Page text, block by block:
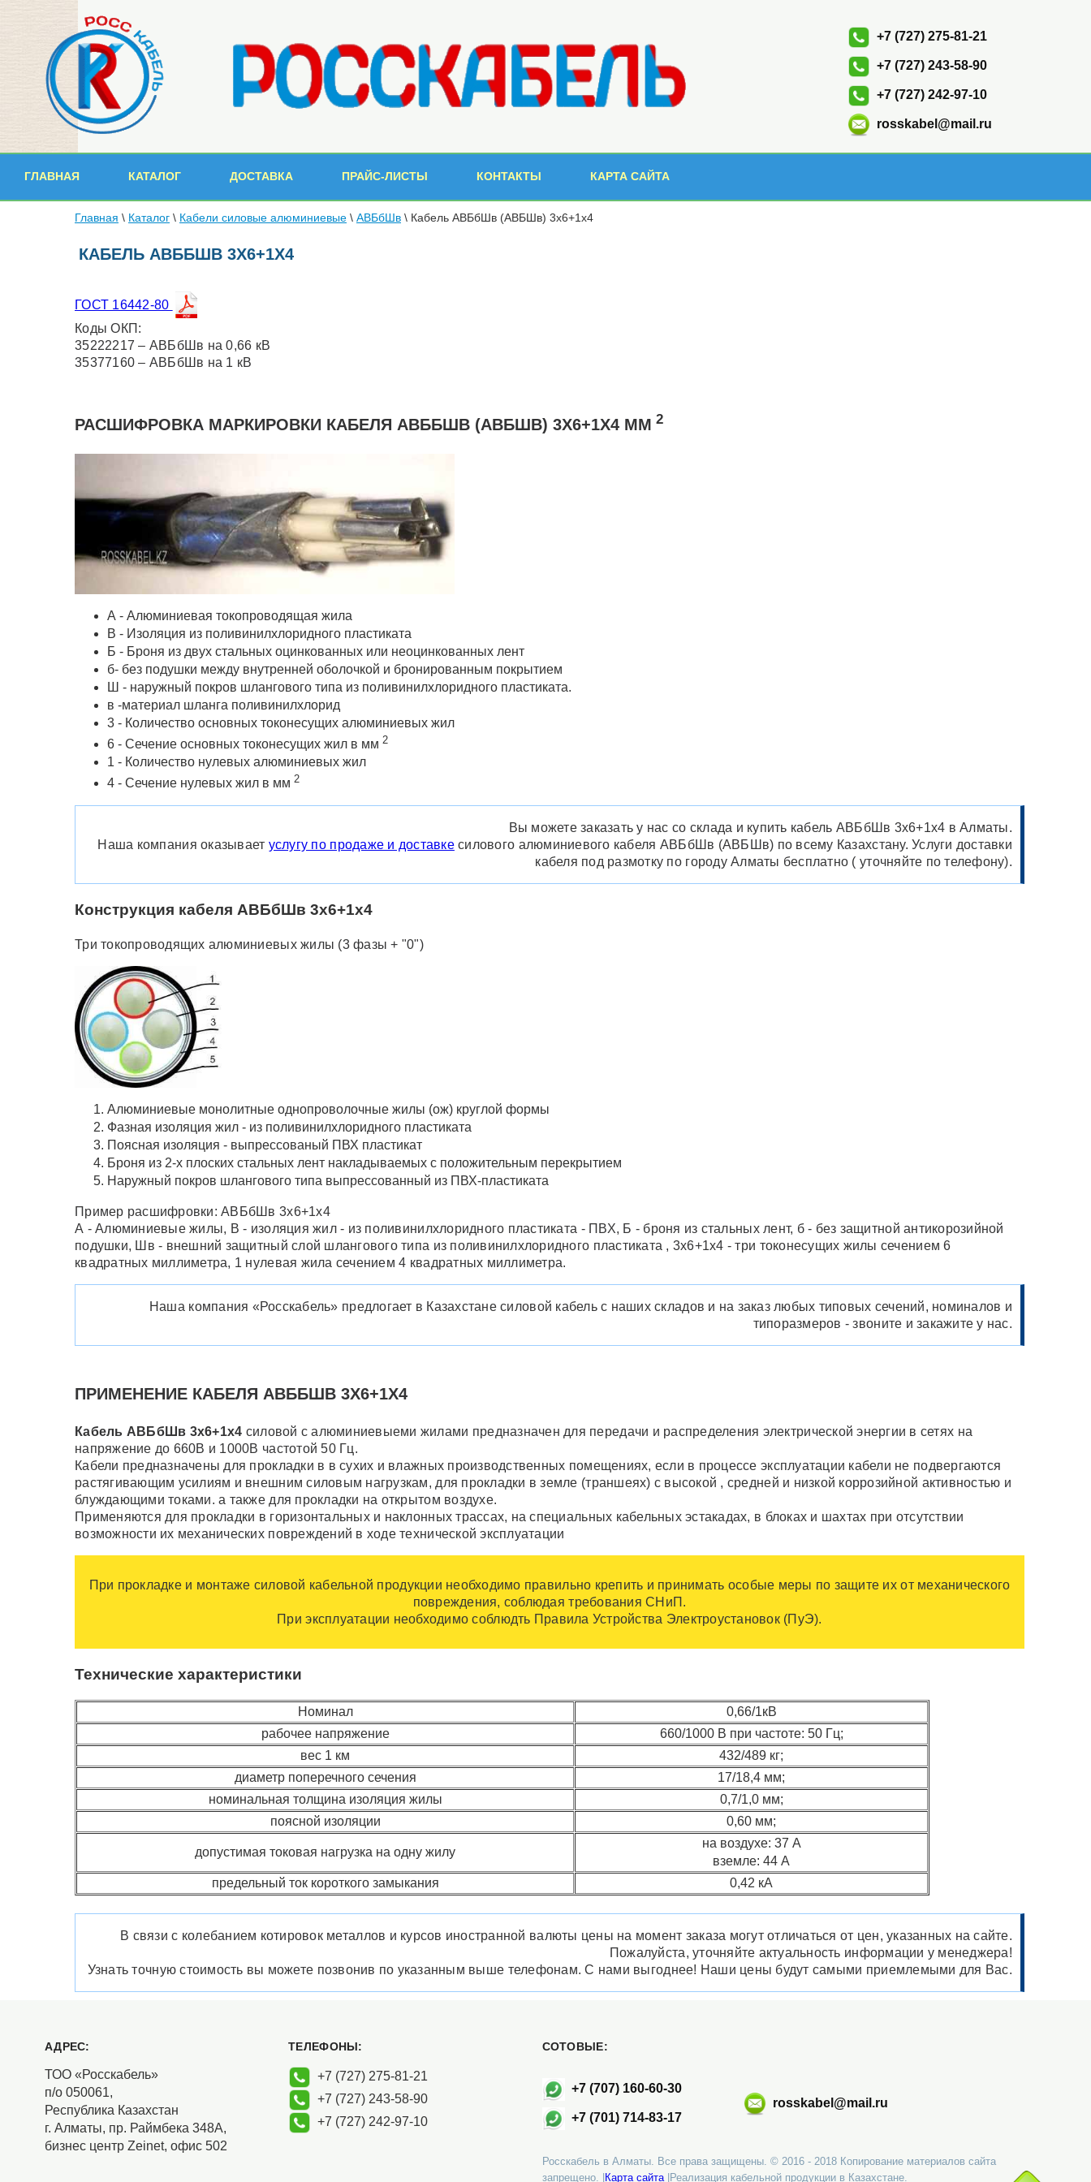
+7 (727) 275-81-21
+7 (727) 243-58-90
+7 (727) 242-97-10
rosskabel@mail.ru
ГЛАВНАЯ КАТАЛОГ ДОСТАВКА ПРАЙС-ЛИСТЫ КОНТАКТЫ КАРТА САЙТА
Главная \ Каталог \ Кабели силовые алюминиевые \ АВБбШв \ Кабель АВБбШв (АВБШв) 3х6+1х4
КАБЕЛЬ АВББШВ 3Х6+1Х4
ГОСТ 16442-80
Коды ОКП:
35222217 – АВБбШв на 0,66 кВ
35377160 – АВБбШв на 1 кВ
РАСШИФРОВКА МАРКИРОВКИ КАБЕЛЯ АВББШВ (АВБШВ) 3Х6+1Х4 ММ 2
А - Алюминиевая токопроводящая жила
В - Изоляция из поливинилхлоридного пластиката
Б - Броня из двух стальных оцинкованных или неоцинкованных лент
б- без подушки между внутренней оболочкой и бронированным покрытием
Ш - наружный покров шлангового типа из поливинилхлоридного пластиката.
в -материал шланга поливинилхлорид
3 - Количество основных токонесущих алюминиевых жил
6 - Сечение основных токонесущих жил в мм 2
1 - Количество нулевых алюминиевых жил
4 - Сечение нулевых жил в мм 2
Вы можете заказать у нас со склада и купить кабель АВБбШв 3х6+1х4 в Алматы.
Наша компания оказывает услугу по продаже и доставкесилового алюминиевого кабеля АВБбШв (АВБШв) по всему Казахстану. Услуги доставки
кабеля под размотку по городу Алматы бесплатно ( уточняйте по телефону).
Конструкция кабеля АВБбШв 3х6+1х4
Три токопроводящих алюминиевых жилы (3 фазы + "0")
Алюминиевые монолитные однопроволочные жилы (ож) круглой формы
Фазная изоляция жил - из поливинилхлоридного пластиката
Поясная изоляция - выпрессованый ПВХ пластикат
Броня из 2-х плоских стальных лент накладываемых с положительным перекрытием
Наружный покров шлангового типа выпрессованный из ПВХ-пластиката
Пример расшифровки: АВБбШв 3х6+1х4
А - Алюминиевые жилы, В - изоляция жил - из поливинилхлоридного пластиката - ПВХ, Б - броня из стальных лент, б - без защитной антикорозийной
подушки, Шв - внешний защитный слой шлангового типа из поливинилхлоридного пластиката , 3х6+1х4 - три токонесущих жилы сечением 6
квадратных миллиметра, 1 нулевая жила сечением 4 квадратных миллиметра.
Наша компания «Росскабель» предлогает в Казахстане силовой кабель с наших складов и на заказ любых типовых сечений, номиналов и
типоразмеров - звоните и закажите у нас.
ПРИМЕНЕНИЕ КАБЕЛЯ АВББШВ 3Х6+1Х4
Кабель АВБбШв 3х6+1х4 силовой с алюминиевыеми жилами предназначен для передачи и распределения электрической энергии в сетях на
напряжение до 660В и 1000В частотой 50 Гц.
Кабели предназначены для прокладки в в сухих и влажных производственных помещениях, если в процессе эксплуатации кабели не подвергаются
растягивающим усилиям и внешним силовым нагрузкам, для прокладки в земле (траншеях) с высокой , средней и низкой коррозийной активностью и
блуждающими токами. а также для прокладки на открытом воздухе.
Применяются для прокладки в горизонтальных и наклонных трассах, на специальных кабельных эстакадах, в блоках и шахтах при отсутствии
возможности их механических повреждений в ходе технической эксплуатации
При прокладке и монтаже силовой кабельной продукции необходимо правильно крепить и принимать особые меры по защите их от механического
повреждения, соблюдая требования СНиП.
При эксплуатации необходимо соблюдть Правила Устройства Электроустановок (ПуЭ).
Технические характеристики
Номинал
0,66/1кВ
рабочее напряжение
660/1000 В при частоте: 50 Гц;
вес 1 км
432/489 кг;
диаметр поперечного сечения
17/18,4 мм;
номинальная толщина изоляция жилы
0,7/1,0 мм;
поясной изоляции
0,60 мм;
допустимая токовая нагрузка на одну жилу
на воздухе: 37 А
вземле: 44 А
предельный ток короткого замыкания
0,42 кА
В связи с колебанием котировок металлов и курсов иностранной валюты цены на момент заказа могут отличаться от цен, указанных на сайте.
Пожалуйста, уточняйте актуальность информации у менеджера!
Узнать точную стоимость вы можете позвонив по указанным выше телефонам. С нами выгоднее! Наши цены будут самыми приемлемыми для Вас.
АДРЕС:
ТОО «Росскабель»
п/о 050061,
Республика Казахстан
г. Алматы, пр. Раймбека 348А,
бизнес центр Zeinet, офис 502
ТЕЛЕФОНЫ:
+7 (727) 275-81-21
+7 (727) 243-58-90
+7 (727) 242-97-10
СОТОВЫЕ:
+7 (707) 160-60-30
+7 (701) 714-83-17
rosskabel@mail.ru
Росскабель в Алматы. Все права защищены. © 2016 - 2018 Копирование материалов сайта
запрещено. |
Карта сайта|Реализация кабельной продукции в Казахстане.